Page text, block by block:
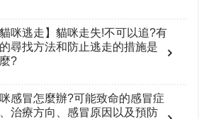
貓咪逃走】貓咪走失!不可以追?有
尋找方法和防止逃走的措施是
?
感冒怎麼辦?可能致命的感冒症
治療方向、感冒原因以及預防